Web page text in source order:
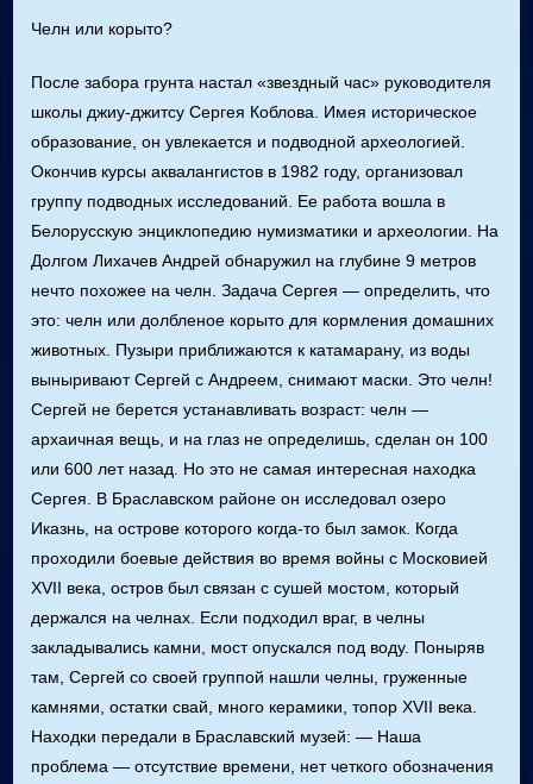
Челн или корыто?
После забора грунта настал «звездный час» руководителя
школы джиу-джитсу Сергея Коблова. Имея историческое
образование, он увлекается и подводной археологией.
Окончив курсы аквалангистов в 1982 году, организовал
группу подводных исследований. Ее работа вошла в
Белорусскую энциклопедию нумизматики и археологии. На
Долгом Лихачев Андрей обнаружил на глубине 9 метров
нечто похожее на челн. Задача Сергея — определить, что
это: челн или долбленое корыто для кормления домашних
животных. Пузыри приближаются к катамарану, из воды
выныривают Сергей с Андреем, снимают маски. Это челн!
Сергей не берется устанавливать возраст: челн —
архаичная вещь, и на глаз не определишь, сделан он 100
или 600 лет назад. Но это не самая интересная находка
Сергея. В Браславском районе он исследовал озеро
Иказнь, на острове которого когда-то был замок. Когда
проходили боевые действия во время войны с Московией
XVII века, остров был связан с сушей мостом, который
держался на челнах. Если подходил враг, в челны
закладывались камни, мост опускался под воду. Поныряв
там, Сергей со своей группой нашли челны, груженные
камнями, остатки свай, много керамики, топор XVII века.
Находки передали в Браславский музей: — Наша
проблема — отсутствие времени, нет четкого обозначения